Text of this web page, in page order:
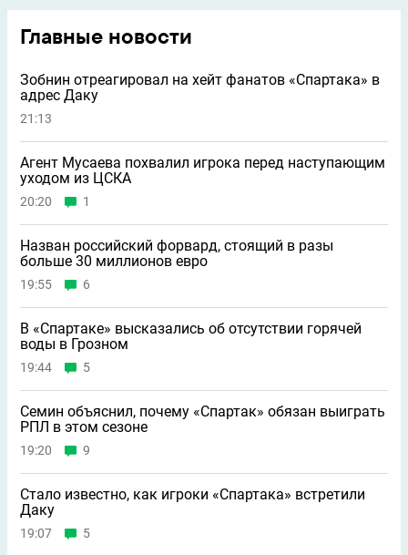
Главные новости
Зобнин отреагировал на хейт фанатов «Спартака» в
адрес Даку
21:13
Агент Мусаева похвалил игрока перед наступающим
уходом из ЦСКА
20:20 1
Назван российский форвард, стоящий в разы
больше 30 миллионов евро
19:55 6
В «Спартаке» высказались об отсутствии горячей
воды в Грозном
19:44 5
Семин объяснил, почему «Спартак» обязан выиграть
РПЛ в этом сезоне
19:20 9
Стало известно, как игроки «Спартака» встретили
Даку
19:07 5